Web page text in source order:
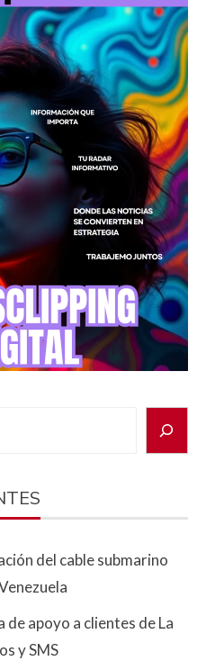
del cable submarino
apoyo a clientes de La
y SMS